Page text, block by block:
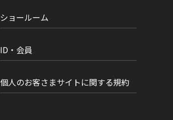
ショールーム
ID・会員
個人のお客さまサイトに関する規約